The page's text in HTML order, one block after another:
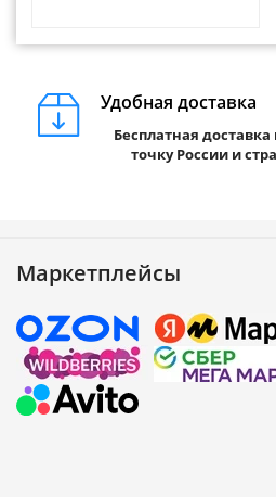
Удобная доставка
Бесплатная
точку России и
Маркетплейсы